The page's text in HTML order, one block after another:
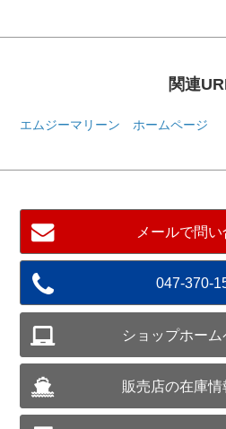
関連
エムジーマリーン ホームページ
メールで問
047-370-
ショップホー
販売店の在庫情